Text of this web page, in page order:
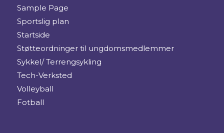
Sample Page
Sportslig plan
Startside
Støtteordninger til ungdomsmedlemmer
Sykkel/ Terrengsykling
Tech-Verksted
Volleyball
Fotball